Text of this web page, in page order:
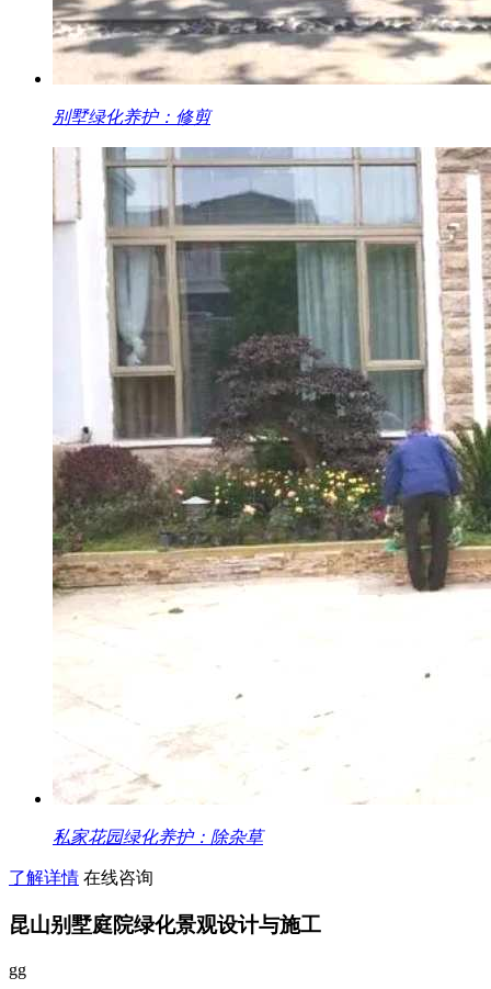
别墅绿化养护：修剪
私家花园绿化养护：除杂草
了解详情 在线咨询
昆山别墅庭院绿化景观设计与施工
gg